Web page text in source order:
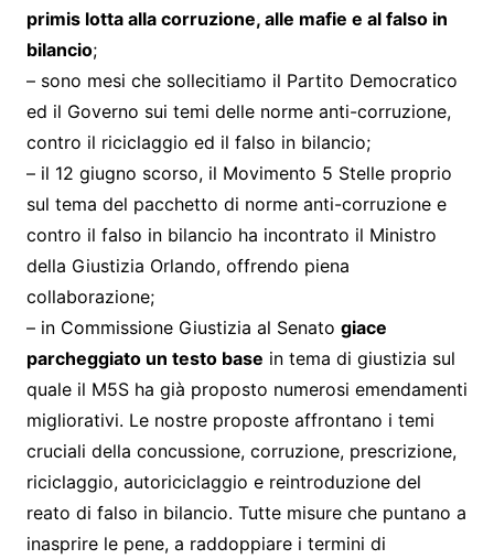
primis lotta alla corruzione, alle mafie e al falso in
bilancio;
– sono mesi che sollecitiamo il Partito Democratico
ed il Governo sui temi delle norme anti-corruzione,
contro il riciclaggio ed il falso in bilancio;
– il 12 giugno scorso, il Movimento 5 Stelle proprio
sul tema del pacchetto di norme anti-corruzione e
contro il falso in bilancio ha incontrato il Ministro
della Giustizia Orlando, offrendo piena
collaborazione;
– in Commissione Giustizia al Senato giace
parcheggiato un testo base in tema di giustizia sul
quale il M5S ha già proposto numerosi emendamenti
migliorativi. Le nostre proposte affrontano i temi
cruciali della concussione, corruzione, prescrizione,
riciclaggio, autoriciclaggio e reintroduzione del
reato di falso in bilancio. Tutte misure che puntano a
inasprire le pene, a raddoppiare i termini di